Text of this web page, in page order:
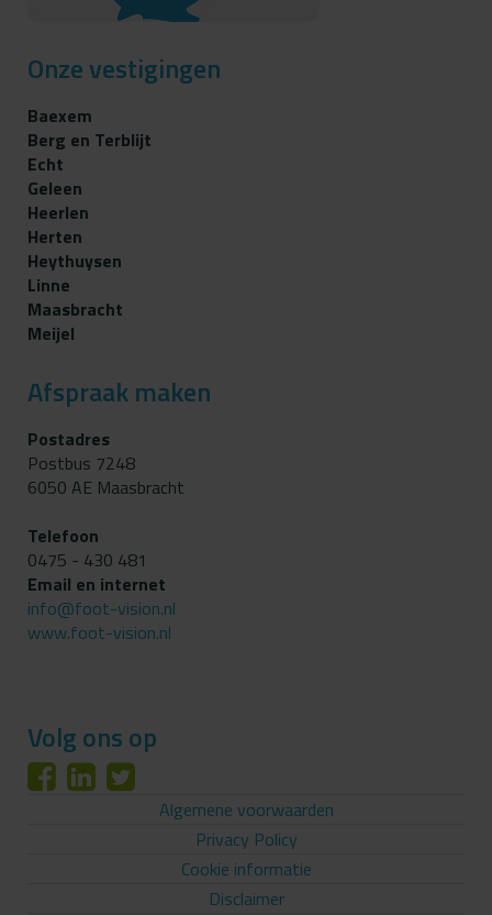
Onze vestigingen
Baexem
Berg en Terblijt
Echt
Geleen
Heerlen
Herten
Heythuysen
Linne
Maasbracht
Meijel
Afspraak maken
Postadres
Postbus 7248
6050 AE Maasbracht
Telefoon
0475 - 430 481
Email en internet
info@foot-vision.nl
www.foot-vision.nl
Volg ons op
Algemene voorwaarden
Privacy Policy
Cookie informatie
Disclaimer